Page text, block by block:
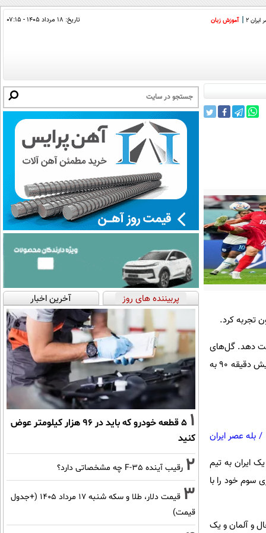
2 آموزش زبان تاریخ: ۱۸ مرداد ۱۴۰۵ - ۰۷:۱۵
در یک دیدار پرگل موفق شد تیم ملی فوتبال ایران را با نتیجه ۶ بر ۲ شکست دهد. گل‌های
این بازی را بلینگام در دقیقه ۳۵، ساکا دقیقه ۴۳ و ۶۲، رحیم استرلینگ دقیقه ۴۵، رشفورد دقیقه ۷۱ و جک گریلیش دقیقه ۹۰ به
/ بله عصر ایران
ایران به تیم
بود. تیم ایران در جام جهانی ۱۹۷۸ آرژانتین بازی سوم خود را با
بوسنی، سه بر یک به مکزیک، ۲ بر صفر به پرتغال و آلمان و یک
پربیننده های روز آخرین اخبار
1
۵ قطعه خودرو که باید در ۹۶ هزار کیلومتر عوض
کنید
2 رقیب آینده F-35 چه مشخصاتی دارد؟
3
قیمت دلار، طلا و سکه شنبه ۱۷ مرداد ۱۴۰۵ (+جدول
قیمت)